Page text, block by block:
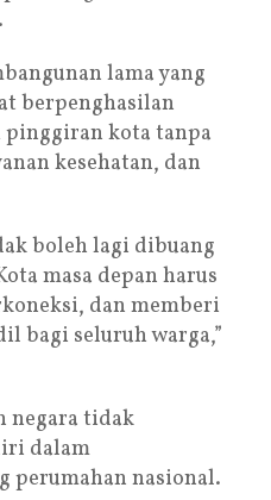
lama yang
berpenghasilan
kota tanpa
kesehatan, dan
boleh lagi dibuang
masa depan harus
dan memberi
bagi seluruh warga,”
negara tidak
dalam
perumahan nasional.